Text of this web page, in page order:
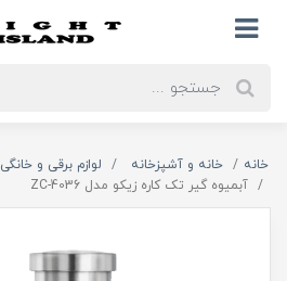
خانه خانه و آشپزخانه لوازم برقی و خانگی
آبمیوه گیر تک کاره زیکو مدل ZC-4036